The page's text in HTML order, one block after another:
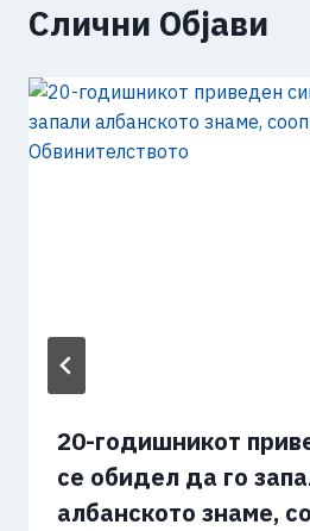
Слични Објави
20-годишникот
се обидел да го
албанското знаме,